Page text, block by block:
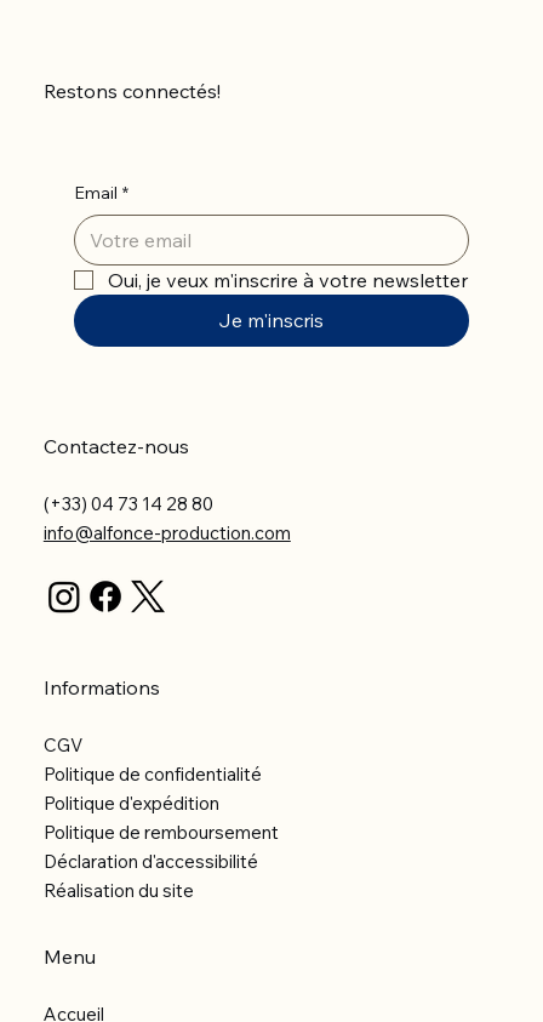
Restons connectés!
Email *
Oui, je veux m'inscrire à votre newsletter
Je m'inscris
Contactez-nous
(+33) 04 73 14 28 80
info@alfonce-production.com
Informations
CGV
Politique de confidentialité
Politique d'expédition
Politique de remboursement
Déclaration d'accessibilité
Réalisation du site
Menu
Accueil